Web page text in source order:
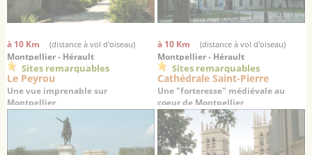
à 10 Km (distance à vol d'oiseau)
Montpellier - Hérault
Sites remarquables
Le Peyrou
Une vue imprenable sur
Montpellier
à 10 Km (distance à vol d'oiseau)
Montpellier - Hérault
Sites remarquables
Cathédrale Saint-Pierre
Une "forteresse" médiévale au
coeur de Montpellier